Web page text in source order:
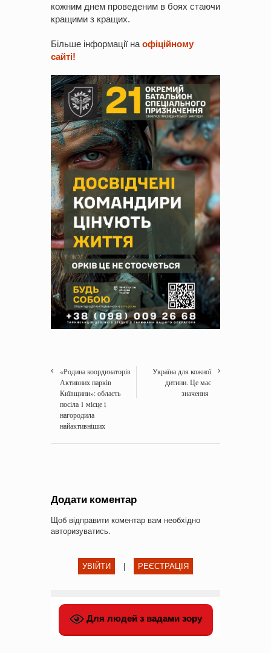
кожним днем проведеним в боях стаючи
кращими з кращих.
Більше інформації на офіційному
сайті!
«Родина координаторів
Активних парків
Київщини»: область
посіла 1 місце і
нагородила
найактивніших
Україна для кожної
дитини. Це має
значення
Додати коментар
Щоб відправити коментар вам необхідно
авторизуватись.
УВІЙТИ РЕЄСТРАЦІЯ
Для людей з вадами зору